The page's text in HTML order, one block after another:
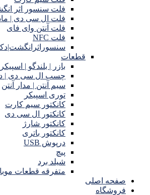
فلت سنسور اثر
فلت ال سی دی |
فلت آنتن وای فای
فلت NFC
قطعات
بازر | بلندگو | اسپیکر
چسب ال سی دی |
سیم آنتن | مدار آنتن
توری اسپیکر
کانکتور سیم کارت
کانکتور ال سی دی
کانکتور شارژ
کانکتور باتری
درپوش USB
پیچ
شیلد برد
متفرقه قطعات
صفحه اصلی
فروشگاه